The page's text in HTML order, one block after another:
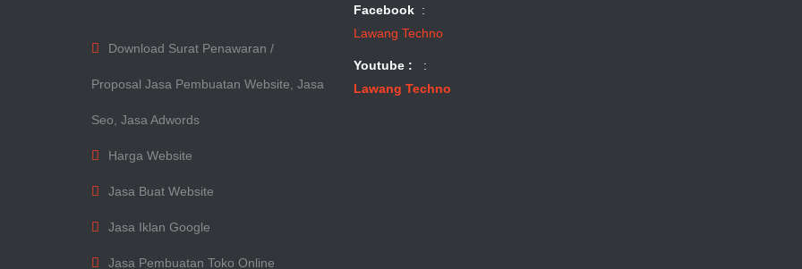
Download Surat Penawaran /
Proposal Jasa Pembuatan Website, Jasa
Seo, Jasa Adwords
Harga Website
Jasa Buat Website
Jasa Iklan Google
Jasa Pembuatan Toko Online
Facebook:
Lawang Techno
Youtube :
:
Lawang Techno